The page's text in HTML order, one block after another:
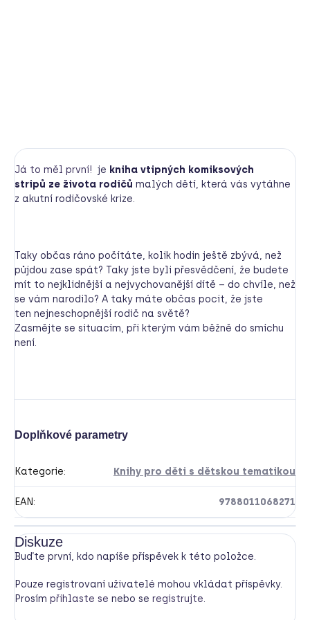
Já to měl první! je kniha vtipných komiksových
stripů ze života rodičů malých dětí, která vás vytáhne
z akutní rodičovské krize.
Taky občas ráno počítáte, kolik hodin ještě zbývá, než
půjdou zase spát? Taky jste byli přesvědčení, že budete
mít to nejklidnější a nejvychovanější dítě – do chvíle, než
se vám narodilo? A taky máte občas pocit, že jste
ten nejneschopnější rodič na světě?
Zasmějte se situacím, při kterým vám běžně do smíchu
není.
Doplňkové parametry
Kategorie: Knihy pro děti s dětskou tematikou
EAN: 9788011068271
Diskuze
Buďte první, kdo napíše příspěvek k této položce.
Pouze registrovaní uživatelé mohou vkládat příspěvky.
Prosím přihlaste se nebo se registrujte.